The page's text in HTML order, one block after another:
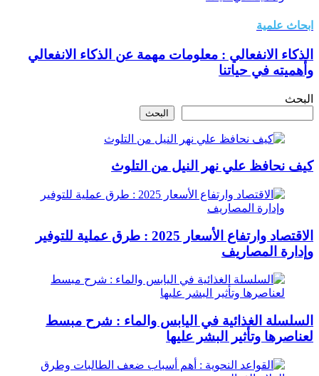
ابحاث علمية
الذكاء الانفعالي : معلومات مهمة عن الذكاء الانفعالي
وأهميته في حياتنا
البحث
البحث
كيف نحافظ علي نهر النيل من التلوث
الاقتصاد وارتفاع الأسعار 2025 : طرق عملية للتوفير
وإدارة المصاريف
السلسلة الغذائية في اليابس والماء : شرح مبسط
لعناصرها وتأثير البشر عليها